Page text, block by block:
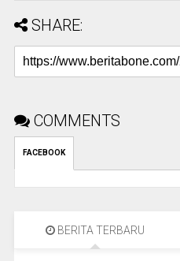
SHARE:
COMMENTS
FACEBOOK
BERITA TERBARU